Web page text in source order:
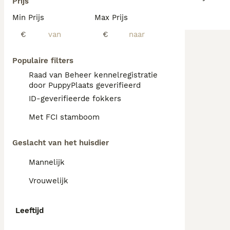
Min Prijs
€
Max Prijs
€
Populaire filters
Raad van Beheer kennelregistratie
door PuppyPlaats geverifieerd
ID-geverifieerde fokkers
Met FCI stamboom
Geslacht van het huisdier
Mannelijk
Vrouwelijk
Leeftijd